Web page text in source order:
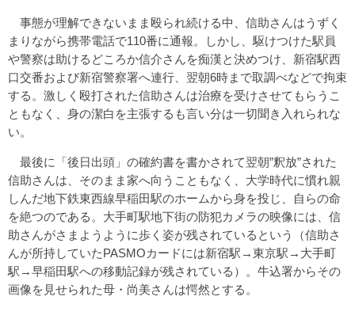
事態が理解できないまま殴られ続ける中、信助さんはうずく
まりながら携帯電話で110番に通報。しかし、駆けつけた駅員
や警察は助けるどころか信介さんを痴漢と決めつけ、新宿駅西
口交番および新宿警察署へ連行、翌朝6時まで取調べなどで拘束
する。激しく殴打された信助さんは治療を受けさせてもらうこ
ともなく、身の潔白を主張するも言い分は一切聞き入れられな
い。
最後に「後日出頭」の確約書を書かされて翌朝”釈放”された
信助さんは、そのまま家へ向うこともなく、大学時代に慣れ親
しんだ地下鉄東西線早稲田駅のホームから身を投じ、自らの命
を絶つのである。大手町駅地下街の防犯カメラの映像には、信
助さんがさまようように歩く姿が残されているという（信助さ
んが所持していたPASMOカードには新宿駅→東京駅→大手町
駅→早稲田駅への移動記録が残されている）。牛込署からその
画像を見せられた母・尚美さんは愕然とする。